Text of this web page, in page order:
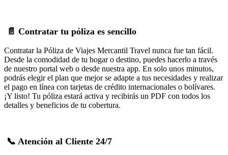
📄 Contratar tu póliza es sencillo
Contratar la Póliza de Viajes Mercantil Travel nunca fue tan fácil.
Desde la comodidad de tu hogar o destino, puedes hacerlo a través
de nuestro portal web o desde nuestra app. En solo unos minutos,
podrás elegir el plan que mejor se adapte a tus necesidades y realizar
el pago en línea con tarjetas de crédito internacionales o bolívares.
¡Y listo! Tu póliza estará activa y recibirás un PDF con todos los
detalles y beneficios de tu cobertura.
📞 Atención al Cliente 24/7